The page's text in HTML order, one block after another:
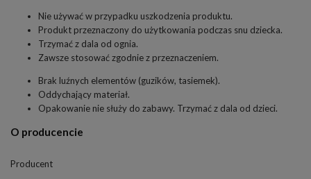
Nie używać w przypadku uszkodzenia produktu.
Produkt przeznaczony do użytkowania podczas snu dziecka.
Trzymać z dala od ognia.
Zawsze stosować zgodnie z przeznaczeniem.
Brak luźnych elementów (guzików, tasiemek).
Oddychający materiał.
Opakowanie nie służy do zabawy. Trzymać z dala od dzieci.
O producencie
Producent